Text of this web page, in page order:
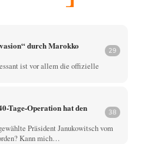
durch Marokko
29
ist vor allem die offizielle
Tage-Operation hat den
38
Präsident Janukowitsch vom
Kann mich…